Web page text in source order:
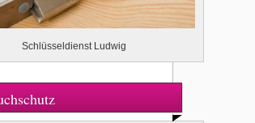
Schlüsseldienst Ludwig